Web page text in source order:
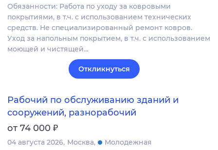
Обязанности: Работа по уходу за ковровыми
покрытиями, в т.ч. с использованием технических
средств. Не специализированный ремонт ковров.
Уход за напольным покрытием, в т.ч. с использованием
моющей и чистящей…
Откликнуться
Рабочий по обслуживанию зданий и
сооружений, разнорабочий
от 74 000 ₽
04 августа 2026 Москва
Молодежная